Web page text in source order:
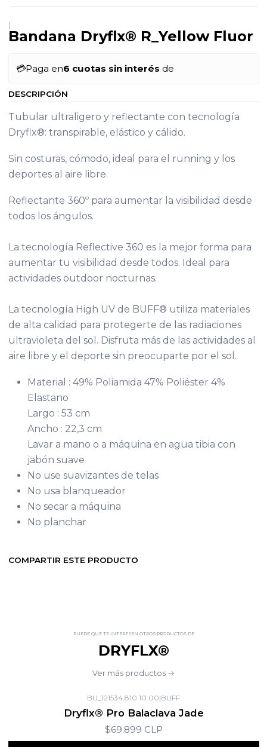
|
Bandana Dryflx® R_Yellow Fluor
💳Paga en6 cuotas sin interés de
DESCRIPCIÓN
Tubular ultraligero y reflectante con tecnología
Dryflx®: transpirable, elástico y cálido.
Sin costuras, cómodo, ideal para el running y los
deportes al aire libre.
Reflectante 360º para aumentar la visibilidad desde
todos los ángulos.
La tecnología Reflective 360 es la mejor forma para
aumentar tu visibilidad desde todos. Ideal para
actividades outdoor nocturnas.
La tecnología High UV de BUFF® utiliza materiales
de alta calidad para protegerte de las radiaciones
ultravioleta del sol. Disfruta más de las actividades al
aire libre y el deporte sin preocuparte por el sol.
Material : 49% Poliamida 47% Poliéster 4%
Elastano
Largo : 53 cm
Ancho : 22,3 cm
Lavar a mano o a máquina en agua tibia con
jabón suave
No use suavizantes de telas
No usa blanqueador
No secar a máquina
No planchar
COMPARTIR ESTE PRODUCTO
PUEDE QUE TE INTERESEN OTROS PRODUCTOS DE
DRYFLX®
Ver más productos
BU_121534.810.10.00|BUFF
Dryflx® Pro Balaclava Jade
$69.899 CLP